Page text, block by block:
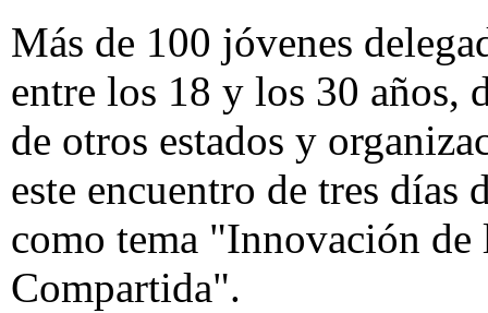
Más de 100 jóvenes
entre los 18 y los 30 años,
de otros estados y
este encuentro de tres días
como tema "Innovación de
Compartida".